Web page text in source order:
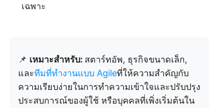
เฉพาะ
📌 เหมาะสำหรับ: สตาร์ทอัพ, ธุรกิจขนาดเล็ก,
และทีมที่ทำงานแบบ Agileที่ให้ความสำคัญกับ
ความเรียบง่ายในการทำความเข้าใจและปรับปรุง
ประสบการณ์ของผู้ใช้ หรือบุคคลที่เพิ่งเริ่มต้นใน